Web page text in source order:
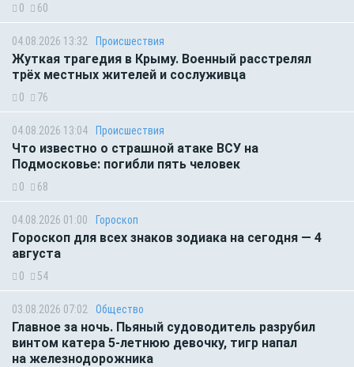
0 60
04.08.2026 13:32 Происшествия
Жуткая трагедия в Крыму. Военный расстрелял
трёх местных жителей и сослуживца
0 76
04.08.2026 13:04 Происшествия
Что известно о страшной атаке ВСУ на
Подмосковье: погибли пять человек
0 68
04.08.2026 01:00 Гороскоп
Гороскоп для всех знаков зодиака на сегодня — 4
августа
0 54
03.08.2026 07:02 Общество
Главное за ночь. Пьяный судоводитель разрубил
винтом катера 5-летнюю девочку, тигр напал
на железнодорожника